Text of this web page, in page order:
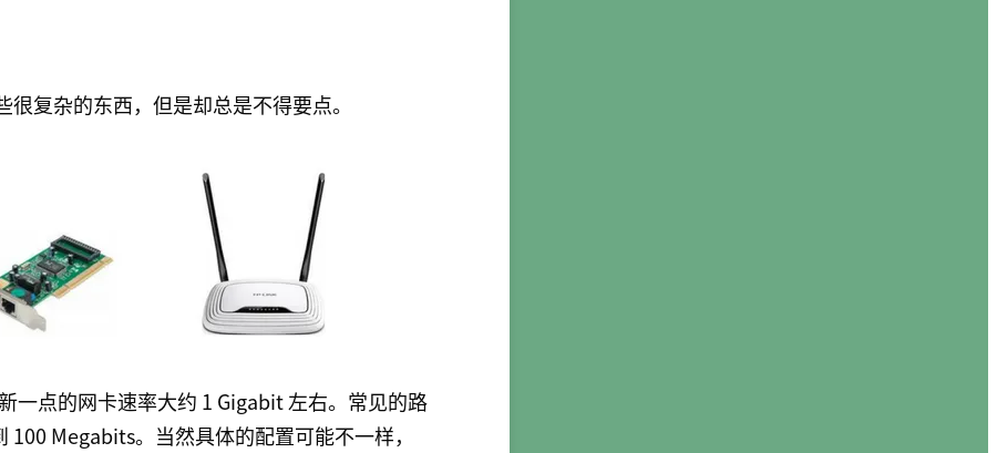
复杂的东西，但是却总是不得要点。
一点的网卡速率大约 1 Gigabit 左右。常见的路
Megabits。当然具体的配置可能不一样，